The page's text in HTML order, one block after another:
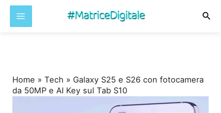
Home »Tech » Galaxy S25 e S26 con fotocamera
da 50MP e AI Key sul Tab S10